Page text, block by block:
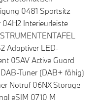
0481 Sportsitz
Interieurleiste
Adaptiver LED-
05AV Active Guard
Tuner (DAB+ fähig)
Notruf 06NX Storage
eSIM 0710 M